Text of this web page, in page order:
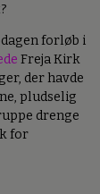
forløb i
Freja Kirk
der havde
pludselig
drenge
for